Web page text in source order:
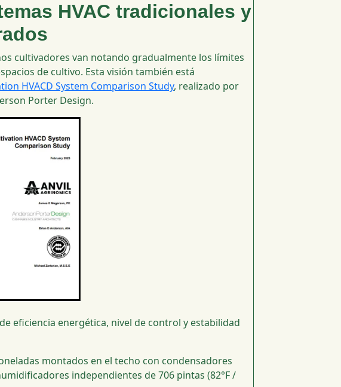
HVAC tradicionales y
cultivadores van notando gradualmente los límites
de cultivo. Esta visión también está
HVACD System Comparison Study, realizado por
Porter Design.
eficiencia energética, nivel de control y estabilidad
montados en el techo con condensadores
independientes de 706 pintas (82°F /